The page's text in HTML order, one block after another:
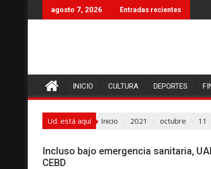
r
n
e
agosto 7, 2026 Entradas recientes
INICIO CULTURA DEPORTES
Ud. está aquí Inicio 2021 octubre 11
Incluso bajo emergencia sanitaria,
CEBD